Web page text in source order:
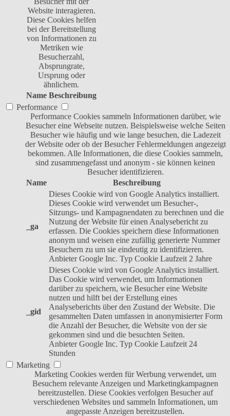
Website interagieren.
Diese Cookies helfen
bei der Bereitstellung
von Informationen zu
Metriken wie
Besucherzahl,
Absprungrate,
Ursprung oder
ähnlichem.
Name Beschreibung
Performance
Performance Cookies sammeln Informationen darüber, wie
Besucher eine Webseite nutzen. Beispielsweise welche Seiten
Besucher wie häufig und wie lange besuchen, die Ladezeit
der Website oder ob der Besucher Fehlermeldungen angezeigt
bekommen. Alle Informationen, die diese Cookies sammeln,
sind zusammengefasst und anonym - sie können keinen
Besucher identifizieren.
Name
Beschreibung
_ga
Dieses Cookie wird von Google Analytics installiert.
Dieses Cookie wird verwendet um Besucher-,
Sitzungs- und Kampagnendaten zu berechnen und die
Nutzung der Website für einen Analysebericht zu
erfassen. Die Cookies speichern diese Informationen
anonym und weisen eine zufällig generierte Nummer
Besuchern zu um sie eindeutig zu identifizieren.
Anbieter Google Inc. Typ Cookie Laufzeit 2 Jahre
_gid
Dieses Cookie wird von Google Analytics installiert.
Das Cookie wird verwendet, um Informationen
darüber zu speichern, wie Besucher eine Website
nutzen und hilft bei der Erstellung eines
Analyseberichts über den Zustand der Website. Die
gesammelten Daten umfassen in anonymisierter Form
die Anzahl der Besucher, die Website von der sie
gekommen sind und die besuchten Seiten.
Anbieter Google Inc. Typ Cookie Laufzeit 24
Stunden
Marketing
Marketing Cookies werden für Werbung verwendet, um
Besuchern relevante Anzeigen und Marketingkampagnen
bereitzustellen. Diese Cookies verfolgen Besucher auf
verschiedenen Websites und sammeln Informationen, um
angepasste Anzeigen bereitzustellen.